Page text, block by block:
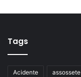
Tags
Acidente assossete